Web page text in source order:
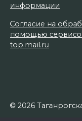
информации
Согласие на
помощью
top.mail.ru
© 2026